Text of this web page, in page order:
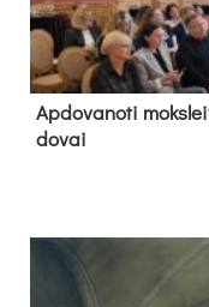
Ap­do­va­no­ti
do­vai